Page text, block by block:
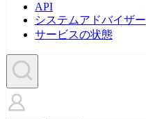
API
システムアドバイザー
サービスの状態